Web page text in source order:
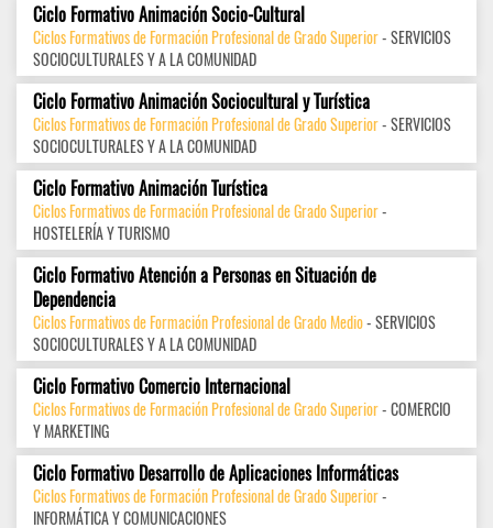
Ciclo Formativo Animación Socio-Cultural
Ciclos Formativos de Formación Profesional de Grado Superior- SERVICIOS
SOCIOCULTURALES Y A LA COMUNIDAD
Ciclo Formativo Animación Sociocultural y Turística
Ciclos Formativos de Formación Profesional de Grado Superior- SERVICIOS
SOCIOCULTURALES Y A LA COMUNIDAD
Ciclo Formativo Animación Turística
Ciclos Formativos de Formación Profesional de Grado Superior-
HOSTELERÍA Y TURISMO
Ciclo Formativo Atención a Personas en Situación de
Dependencia
Ciclos Formativos de Formación Profesional de Grado Medio- SERVICIOS
SOCIOCULTURALES Y A LA COMUNIDAD
Ciclo Formativo Comercio Internacional
Ciclos Formativos de Formación Profesional de Grado Superior- COMERCIO
Y MARKETING
Ciclo Formativo Desarrollo de Aplicaciones Informáticas
Ciclos Formativos de Formación Profesional de Grado Superior-
INFORMÁTICA Y COMUNICACIONES